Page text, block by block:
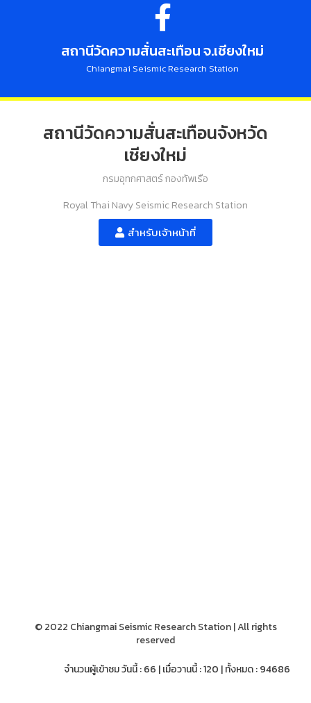
สถานีวัดความสั่นสะเทือน จ.เชียงใหม่
Chiangmai Seismic Research Station
สถานีวัดความสั่นสะเทือนจังหวัด
เชียงใหม่
กรมอุทกศาสตร์ กองทัพเรือ
Royal Thai Navy Seismic Research Station
สำหรับเจ้าหน้าที่
© 2022 Chiangmai Seismic Research Station | All rights
reserved
จำนวนผู้เข้าชม วันนี้ : 66 | เมื่อวานนี้ : 120 | ทั้งหมด : 94686